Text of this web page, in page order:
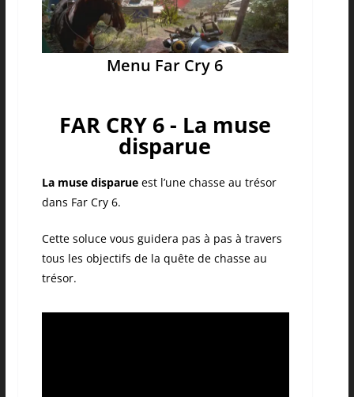
Menu Far Cry 6
FAR CRY 6 - La muse
disparue
La muse disparueest l’une chasse au trésor
dans Far Cry 6.
Cette soluce vous guidera pas à pas à travers
tous les objectifs de la quête de chasse au
trésor.